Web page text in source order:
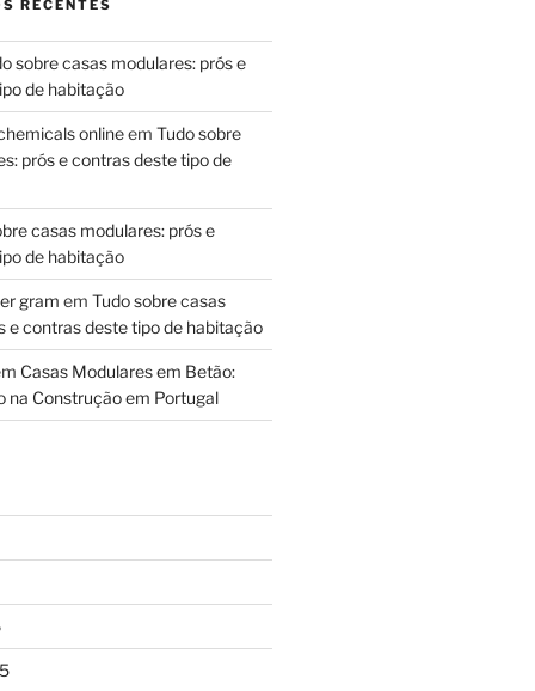
RECENTES
sobre casas modulares: prós e
de habitação
onlineem Tudo sobre
prós e contras deste tipo de
casas modulares: prós e
de habitação
gram em Tudo sobre casas
e contras deste tipo de habitação
Casas Modulares em Betão:
na Construção em Portugal